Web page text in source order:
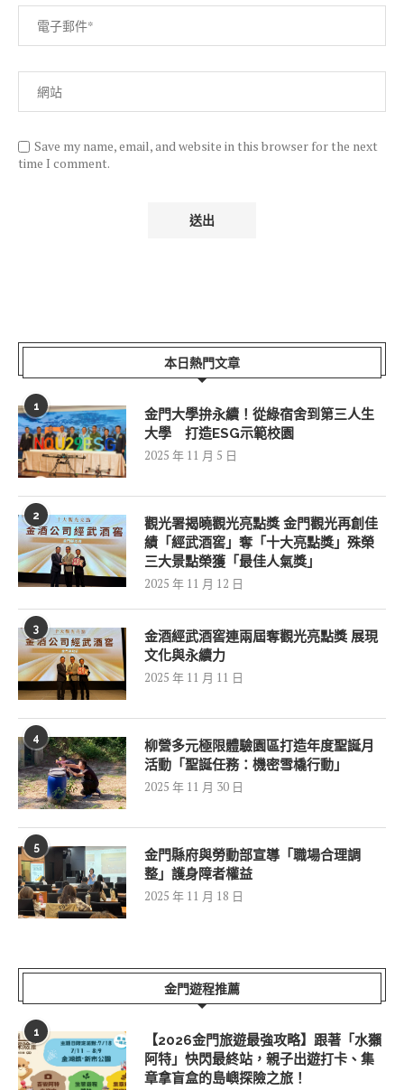
Save my name, email, and website in this browser for the next
time I comment.
本日熱門文章
1
金門大學拚永續！從綠宿舍到第三人生
大學 打造ESG示範校園
2025 年 11 月 5 日
2
觀光署揭曉觀光亮點獎 金門觀光再創佳
績「經武酒窖」奪「十大亮點獎」殊榮
三大景點榮獲「最佳人氣獎」
2025 年 11 月 12 日
3
金酒經武酒窖連兩屆奪觀光亮點獎 展現
文化與永續力
2025 年 11 月 11 日
4
柳營多元極限體驗園區打造年度聖誕月
活動「聖誕任務：機密雪橇行動」
2025 年 11 月 30 日
5
金門縣府與勞動部宣導「職場合理調
整」護身障者權益
2025 年 11 月 18 日
金門遊程推薦
1
【2026金門旅遊最強攻略】跟著「水獺
阿特」快閃最終站，親子出遊打卡、集
章拿盲盒的島嶼探險之旅！